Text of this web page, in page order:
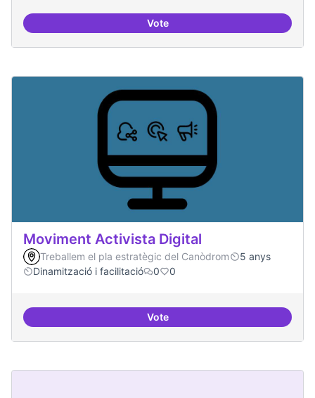
VoteTècniques de seguretat digital
Moviment Activista Digital
Treballem el pla estratègic del Canòdrom
5 anys
Dinamització i facilitació
0 0
VoteMoviment Activista Digital